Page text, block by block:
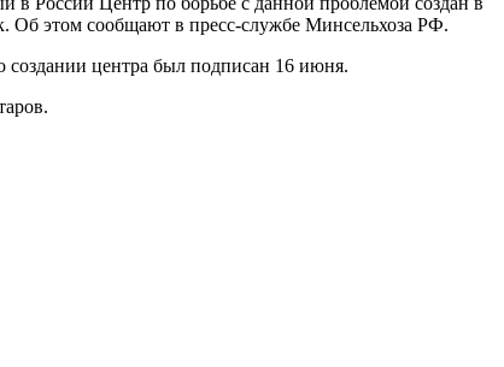
Об этом сообщают в пресс-службе Минсельхоза РФ.
центра был подписан 16 июня.